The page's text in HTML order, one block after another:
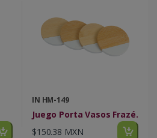
IN HM-149
Juego Porta Vasos Frazé.
$150.38 MXN